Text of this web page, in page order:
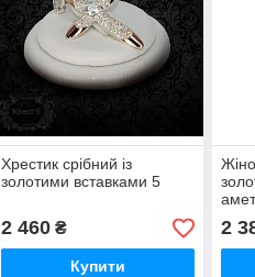
Хрестик срібний із
золотими вставками 5
2 460₴
Купити
2